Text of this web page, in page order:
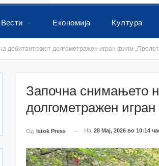
Вести Економија Култура
дебитантскиот долгометражен игран филм
Започна снимањето
долгометражен
Од Istok Press На 28 Мај, 2026 во 10:14